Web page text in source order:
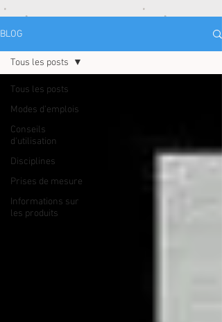
BLOG
Tous les posts
Modes d'emplois
Conseils
d'utilisation
Disciplines
Prises de mesure
Informations sur
les produits
Tous les posts